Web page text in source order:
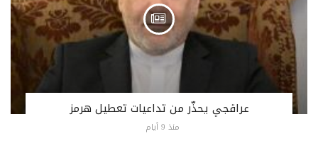
عراقجي يحذّر من تداعيات تعطيل هرمز
منذ 9 أيام